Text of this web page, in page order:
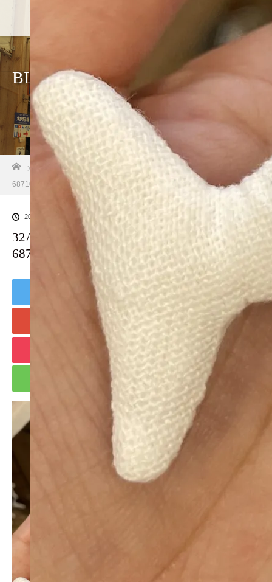
BLOG
ブログ一覧
32AB1636-E942-4BEF-99BD-
687108D1A3BB
2023.09.17
32AB1636-E942-4BEF-99BD-
687108D1A3BB
Share
Hatena
RSS
Pin it